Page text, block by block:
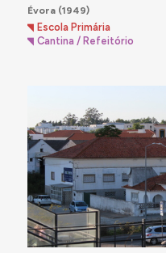
Évora(1949)
Escola Primária
Cantina / Refeitório